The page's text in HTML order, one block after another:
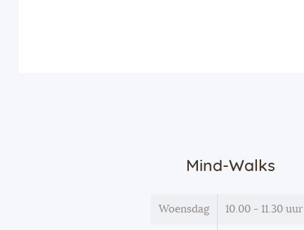
Mind-Walks
Woensdag 10.00 - 11.30 uur